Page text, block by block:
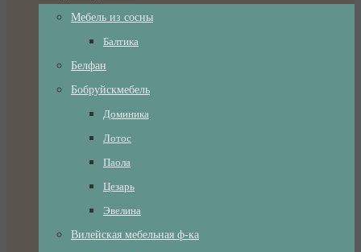
Мебель из сосны
Балтика
Белфан
Бобруйскмебель
Доминика
Лотос
Паола
Цезарь
Эвелина
Вилейская мебельная ф-ка